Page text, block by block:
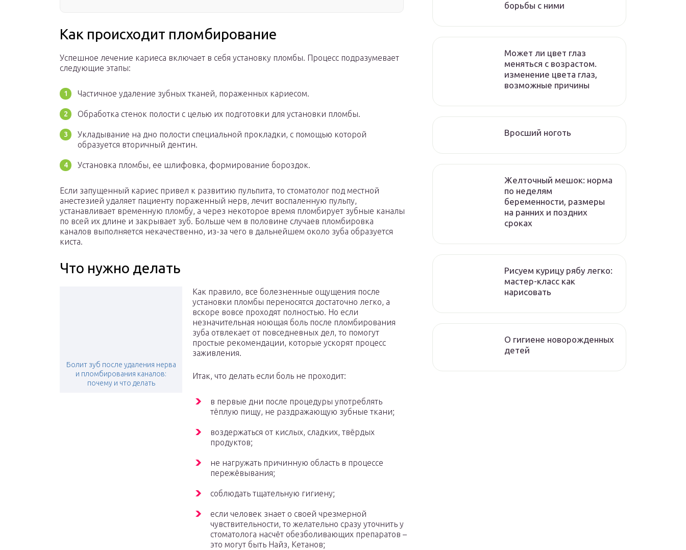
Как происходит пломбирование
Успешное лечение кариеса включает в себя установку пломбы. Процесс подразумевает
следующие этапы:
Частичное удаление зубных тканей, пораженных кариесом.
Обработка стенок полости с целью их подготовки для установки пломбы.
Укладывание на дно полости специальной прокладки, с помощью которой
образуется вторичный дентин.
Установка пломбы, ее шлифовка, формирование бороздок.
Если запущенный кариес привел к развитию пульпита, то стоматолог под местной
анестезией удаляет пациенту пораженный нерв, лечит воспаленную пульпу,
устанавливает временную пломбу, а через некоторое время пломбирует зубные каналы
по всей их длине и закрывает зуб. Больше чем в половине случаев пломбировка
каналов выполняется некачественно, из-за чего в дальнейшем около зуба образуется
киста.
Что нужно делать
Болит зуб после удаления нерва
и пломбирования каналов:
почему и что делать
Как правило, все болезненные ощущения после
установки пломбы переносятся достаточно легко, а
вскоре вовсе проходят полностью. Но если
незначительная ноющая боль после пломбирования
зуба отвлекает от повседневных дел, то помогут
простые рекомендации, которые ускорят процесс
заживления.
Итак, что делать если боль не проходит:
в первые дни после процедуры употреблять
тёплую пищу, не раздражающую зубные ткани;
воздержаться от кислых, сладких, твёрдых
продуктов;
не нагружать причинную область в процессе
пережёвывания;
соблюдать тщательную гигиену;
если человек знает о своей чрезмерной
чувствительности, то желательно сразу уточнить у
стоматолога насчёт обезболивающих препаратов –
это могут быть Найз, Кетанов;
борьбы с ними
Может ли цвет глаз
меняться с возрастом.
изменение цвета глаз,
возможные причины
Вросший ноготь
Желточный мешок: норма
по неделям
беременности, размеры
на ранних и поздних
сроках
Рисуем курицу рябу легко:
мастер-класс как
нарисовать
О гигиене новорожденных
детей